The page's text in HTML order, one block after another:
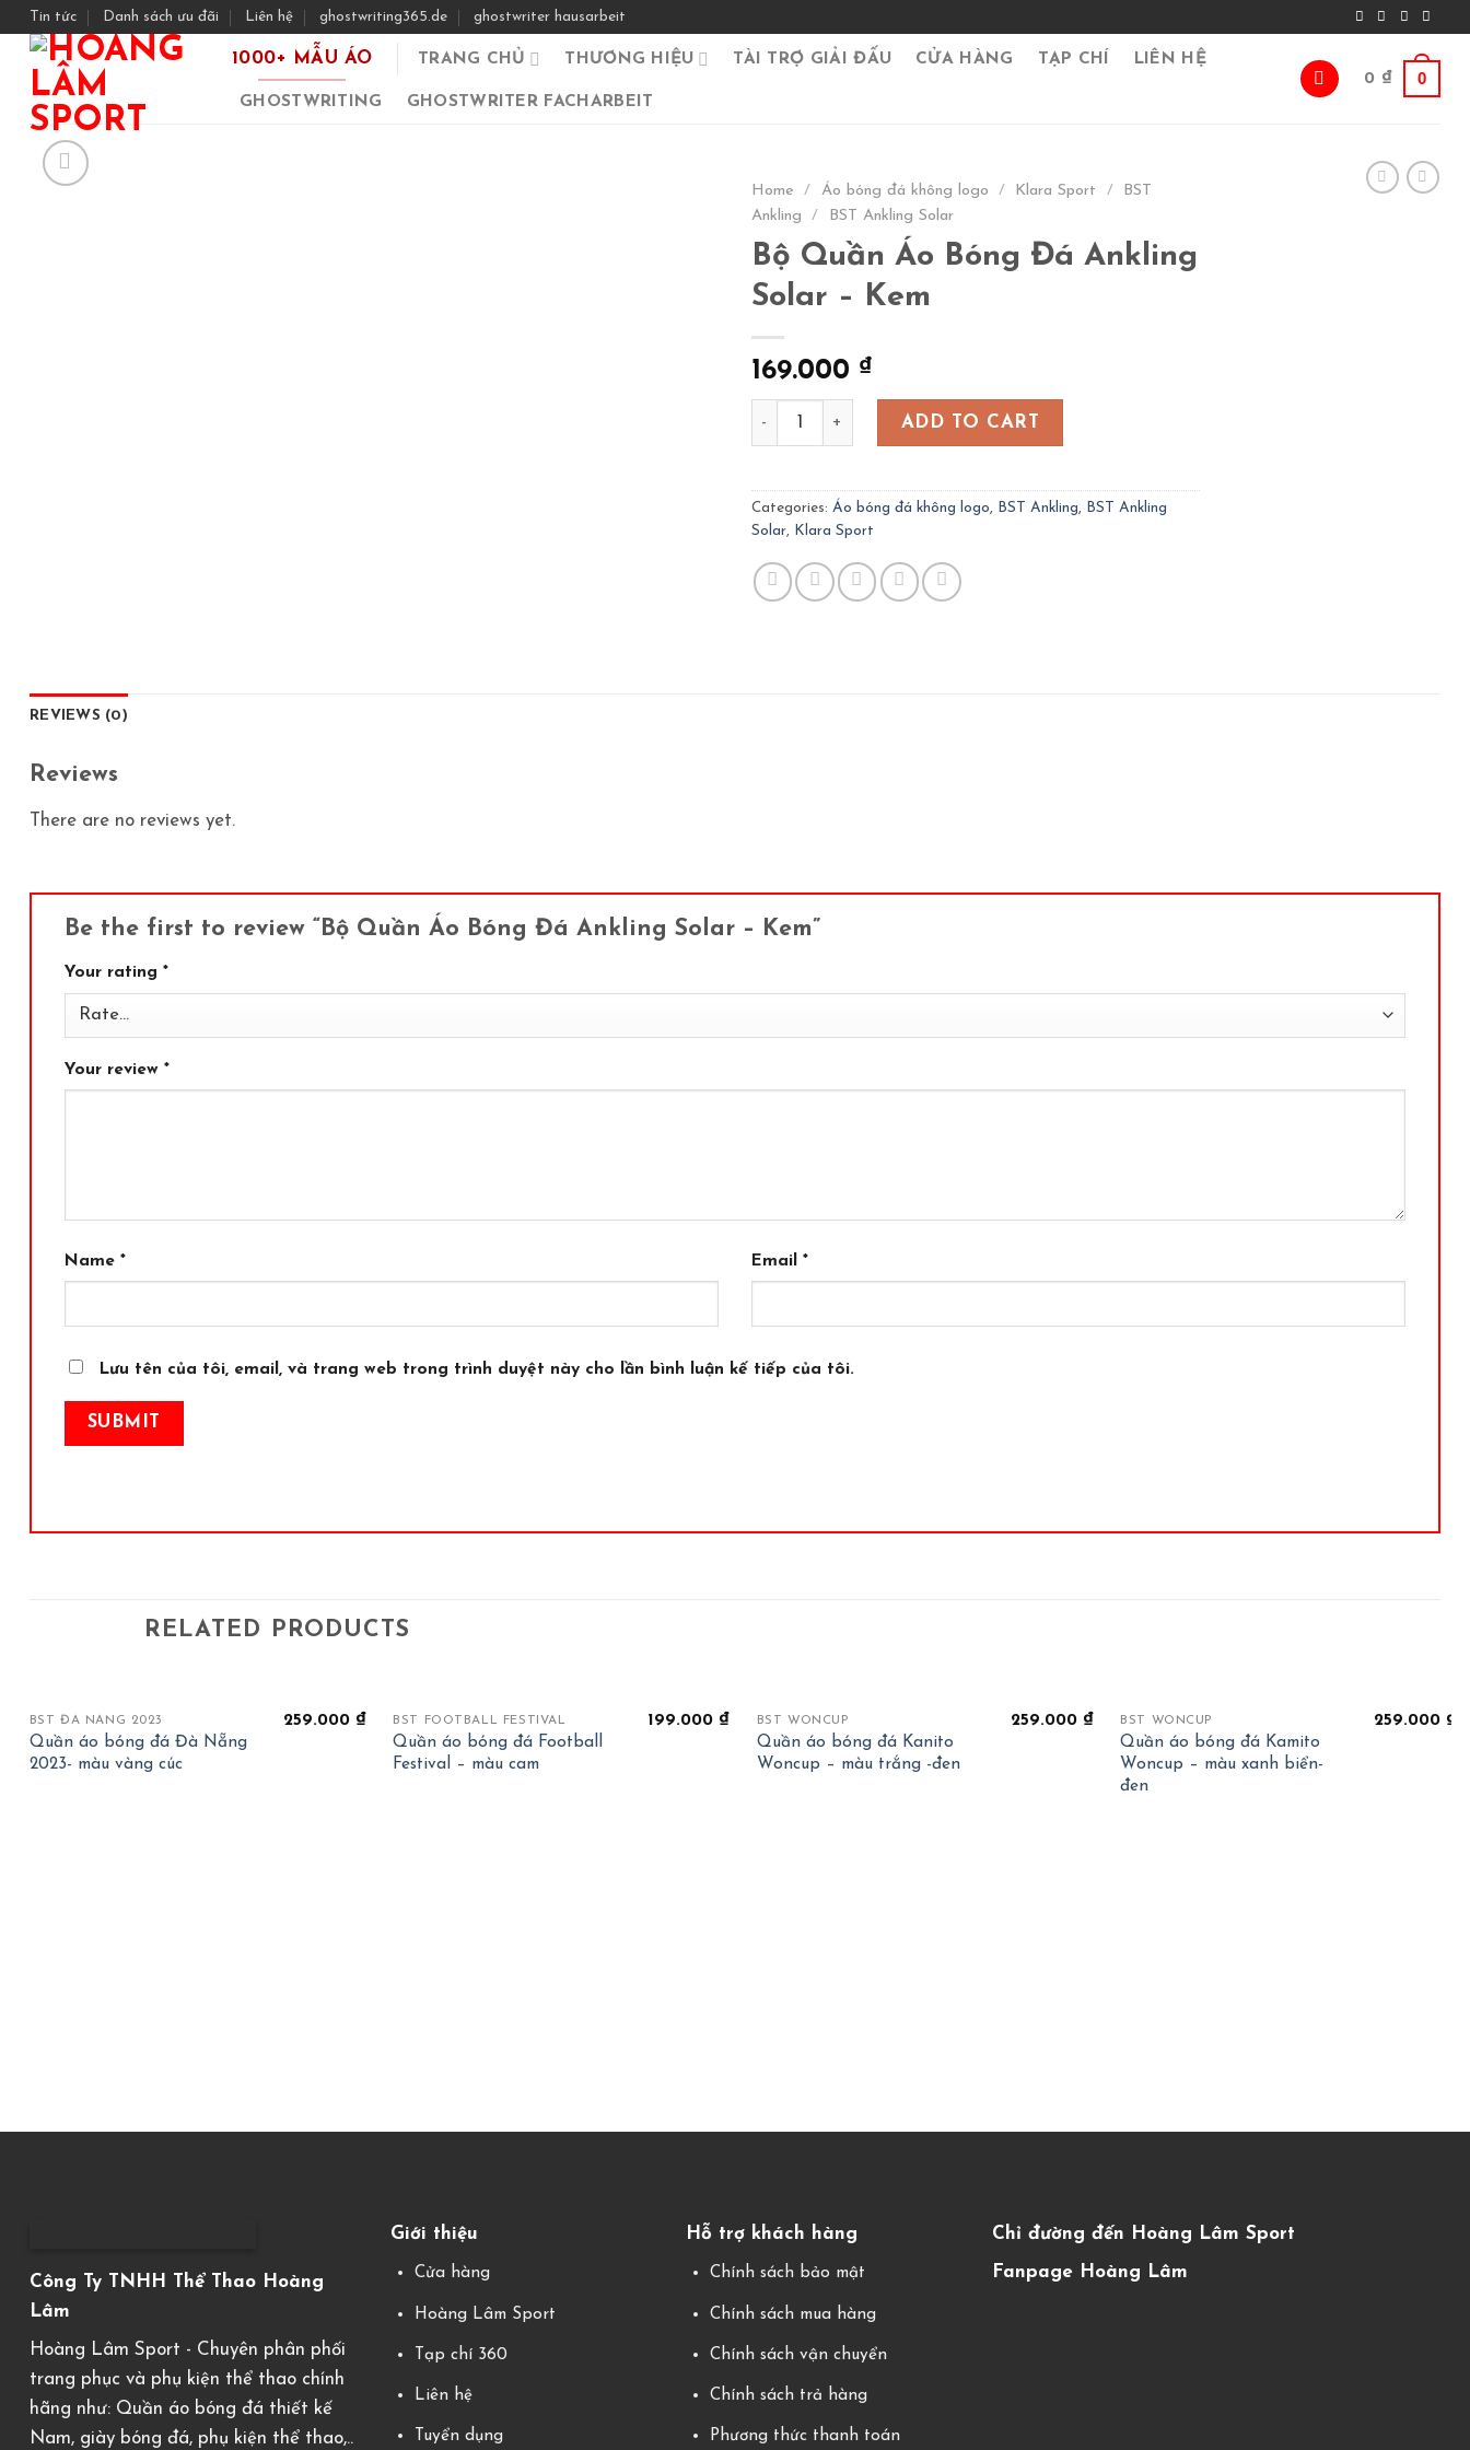
Skip
content
Tin tức Danh sách ưu đãi Liên hệ ghostwriting365.de ghostwriter hausarbeit
1000+ MẪU ÁO TRANG CHỦ THƯƠNG HIỆU TÀI TRỢ GIẢI ĐẤU CỬA HÀNG TẠP CHÍ LIÊN HỆ
GHOSTWRITING GHOSTWRITER FACHARBEIT
0 ₫ 0
Home / Áo bóng đá không logo / Klara Sport /
BST
Ankling
/ BST Ankling Solar
Bộ Quần Áo Bóng Đá Ankling
Solar – Kem
169.000 ₫
Bộ Quần Áo Bóng Đá Ankling Solar – Kem quantity
ADD TO CART
Categories: Áo bóng đá không logo, BST Ankling,
BST Ankling
Solar, Klara Sport
REVIEWS (0)
Reviews
There are no reviews yet.
Be the first to review “Bộ Quần Áo Bóng Đá Ankling Solar – Kem”
Your rating *
Your review *
Name * Email *
Lưu tên của tôi, email, và trang web trong trình duyệt này cho lần bình luận kế tiếp của tôi.
RELATED PRODUCTS
BST ĐÀ NẴNG 2023
Quần áo bóng đá Đà Nẵng
2023- màu vàng cúc
259.000 ₫ BST FOOTBALL FESTIVAL
Quần áo bóng đá Football
Festival – màu cam
199.000 ₫ BST WONCUP
Quần áo bóng đá Kanito
Woncup – màu trắng -đen
259.000 ₫ BST WONCUP
Quần áo bóng đá Kamito
Woncup – màu xanh biển-
đen
259.000 ₫
Công Ty TNHH Thể Thao Hoàng
Lâm
Hoàng Lâm Sport - Chuyên phân phối
trang phục và phụ kiện thể thao chính
hãng như: Quần áo bóng đá thiết kế
Nam, giày bóng đá, phụ kiện thể thao,..
Giới thiệu
Cửa hàng
Hoàng Lâm Sport
Tạp chí 360
Liên hệ
Tuyển dụng
Hỗ trợ khách hàng
Chính sách bảo mật
Chính sách mua hàng
Chính sách vận chuyển
Chính sách trả hàng
Phương thức thanh toán
Chỉ đường đến Hoàng Lâm Sport
Fanpage Hoàng Lâm